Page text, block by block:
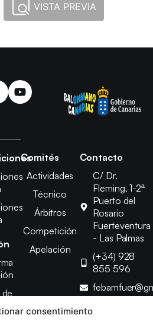
consentimiento
VISTA PREVIA
de
Comités
Actividades
Técnico
Árbitros
Competición
Apelación
Contacto
C/ Dr.
Fleming, 1-2ª
Puerto del
Rosario
Fuerteventura
- Las Palmas
(+34) 928
855 596